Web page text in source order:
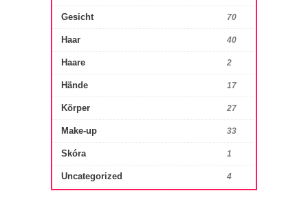
Gesicht 70
Haar 40
Haare 2
Hände 17
Körper 27
Make-up 33
Skóra 1
Uncategorized 4